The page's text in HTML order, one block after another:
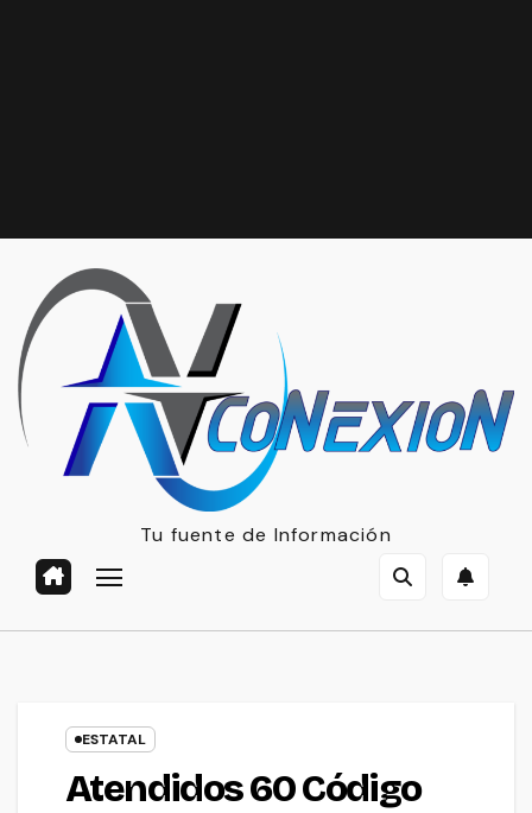
Tu fuente de Información
ESTATAL
Atendidos 60 Código